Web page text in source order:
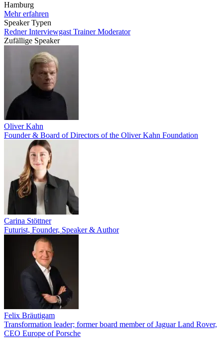
Hamburg
Mehr erfahren
Speaker Typen
RednerInterviewgast TrainerModerator
Zufällige Speaker
Oliver Kahn
Founder & Board of Directors of the Oliver Kahn Foundation
Carina Stöttner
Futurist, Founder, Speaker & Author
Felix Bräutigam
Transformation leader; former board member of Jaguar Land Rover,
CEO Europe of Porsche